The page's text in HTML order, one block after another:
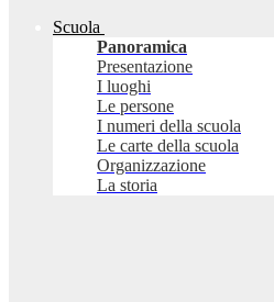
Scuola
Panoramica
Presentazione
I luoghi
Le persone
I numeri della scuola
Le carte della scuola
Organizzazione
La storia